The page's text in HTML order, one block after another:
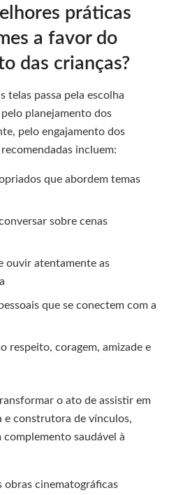
práticas
a favor do
das crianças?
telas passa pela escolha
planejamento dos
pelo engajamento dos
incluem:
que abordem temas
sobre cenas
ouvir atentamente as
que se conectem com a
respeito, coragem, amizade e
o ato de assistir em
e construtora de vínculos,
saudável à
obras cinematográficas